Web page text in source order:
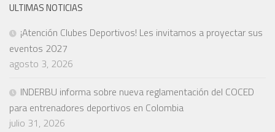
ULTIMAS NOTICIAS
¡Atención Clubes Deportivos! Les invitamos a proyectar sus
eventos 2027
agosto 3, 2026
INDERBU informa sobre nueva reglamentación del COCED
para entrenadores deportivos en Colombia
julio 31, 2026